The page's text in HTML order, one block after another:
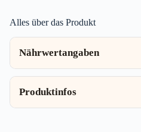
Alles über das Produkt
Nährwertangaben
Produktinfos